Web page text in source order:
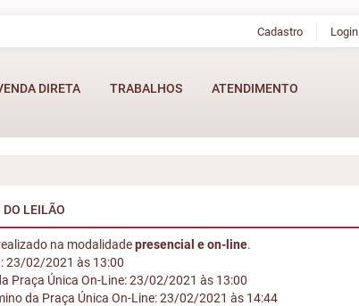
Cadastro Login
DIRETA TRABALHOS ATENDIMENTO
DO LEILÃO
na modalidadepresencial e on-line.
23/02/2021 às 13:00
Praça Única On-Line: 23/02/2021 às 13:00
da Praça Única On-Line: 23/02/2021 às 14:44